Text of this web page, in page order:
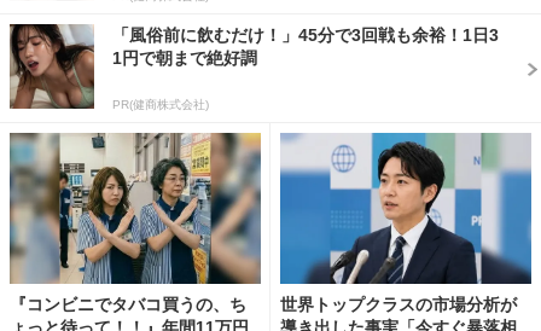
「風俗前に飲むだけ！」45分で3回戦も余裕！1日3
1円で朝まで絶好調
PR(健商株式会社)
『コンビニでタバコ買うの、ち
世界トップクラスの市場分析が